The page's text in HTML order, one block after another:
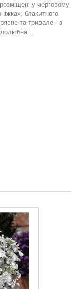
у черговому
блакитного
та тривале - з